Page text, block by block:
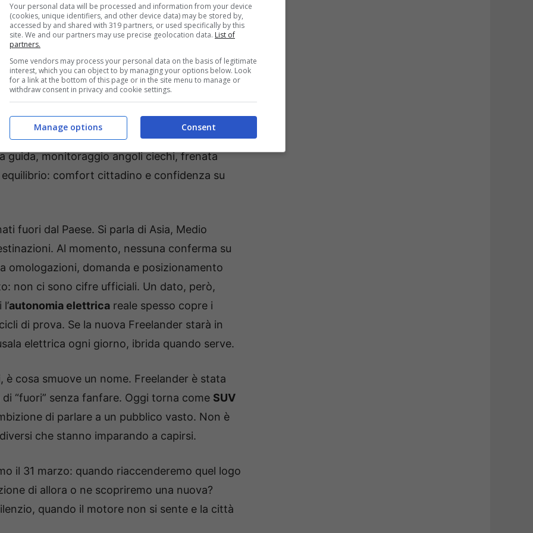
a uno standard internazionale.
robusti, connettività semplice. JLR
e rapidità. La piattaforma di base e
con calibrazioni e contenuti a firma
attendersi sistemiADASdi livello diffuso
guida, monitoraggio angoli ciechi, frenata
equilibrio: comfort cittadino e confidenza su
fuori dal Paese. Si parla di Asia, Medio
Al momento, nessuna conferma su
omologazioni, domanda e posizionamento
non ci sono cifre ufficiali. Un dato, però,
autonomia elettrica reale spesso copre i
di prova. Se la nuova Freelander starà in
elettrica ogni giorno, ibrida quando serve.
cosa smuove un nome. Freelander è stata
“fuori” senza fanfare. Oggi torna come SUV
di parlare a un pubblico vasto. Non è
che stanno imparando a capirsi.
il 31 marzo: quando riaccenderemo quel logo
di allora o ne scopriremo una nuova?
quando il motore non si sente e la città
Your personal data will be processed and information from your device
(cookies, unique identifiers, and other device data) may be stored by,
accessed by and shared with 319 partners, or used specifically by this
site. We and our partners may use precise geolocation data. List of
partners.
Some vendors may process your personal data on the basis of legitimate
interest, which you can object to by managing your options below. Look
for a link at the bottom of this page or in the site menu to manage or
withdraw consent in privacy and cookie settings.
Consent
Manage options